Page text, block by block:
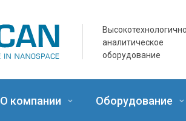
аналитическое
оборудование
О компании Оборудование